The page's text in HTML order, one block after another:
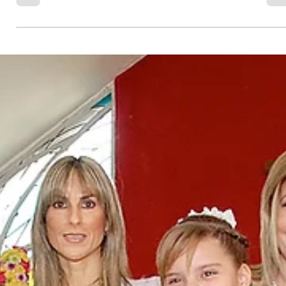
Ander
Familiares y amigos de Ander Morales Cobo se
llenaron de gozo y alegría al participar en la
celebración de la Primera Comunión del
pequeño, tomando como escenario la capilla
la Gran Madre de Dios el pasado 30 de enero.